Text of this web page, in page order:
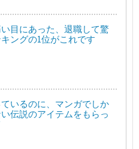
目にあった、退職して驚
ングの1位がこれです
いるのに、マンガでしか
伝説のアイテムをもらっ